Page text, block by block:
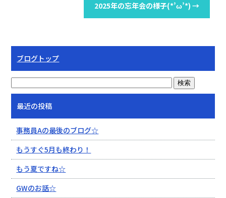
2025年の忘年会の様子(*’ω’*) →
ブログトップ
最近の投稿
事務員Aの最後のブログ☆
もうすぐ5月も終わり！
もう夏ですね☆
GWのお話☆